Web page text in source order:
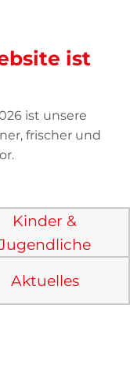
ist
ist unsere
frischer und
Kinder &
Aktuelles